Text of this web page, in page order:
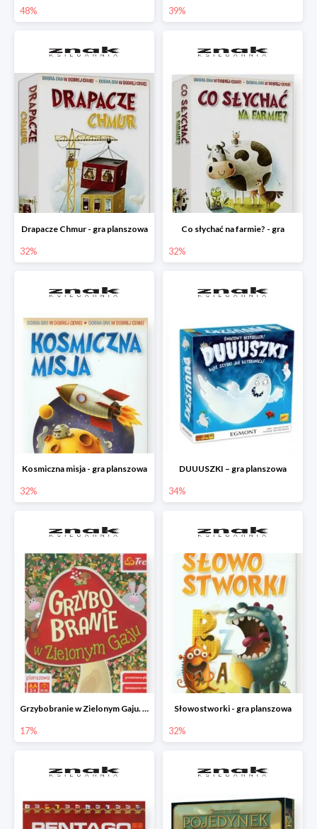
48% 39%
Drapacze Chmur - gra planszowa
32%
Co słychać na farmie? - gra
32%
Kosmiczna misja - gra planszowa
32%
DUUUSZKI – gra planszowa
34%
Grzybobranie w Zielonym Gaju. Gra planszowa
17%
Słowostworki - gra planszowa
32%